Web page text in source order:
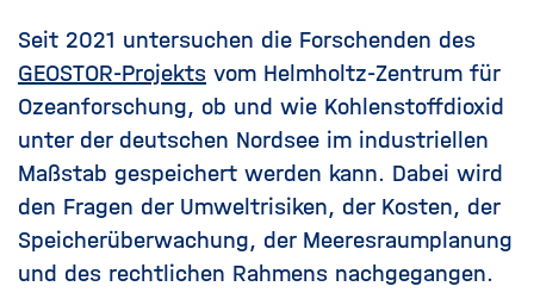
Seit 2021 untersuchen die Forschenden des
GEOSTOR-Projekts vom Helmholtz-Zentrum für
Ozeanforschung, ob und wie Kohlenstoffdioxid
unter der deutschen Nordsee im industriellen
Maßstab gespeichert werden kann. Dabei wird
den Fragen der Umweltrisiken, der Kosten, der
Speicherüberwachung, der Meeresraumplanung
und des rechtlichen Rahmens nachgegangen.